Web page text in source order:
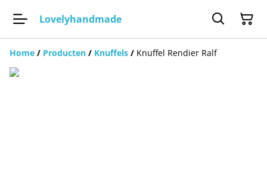
Lovelyhandmade
Home / Producten / Knuffels / Knuffel Rendier Ralf